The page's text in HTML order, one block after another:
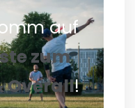
auf
zum
Overall!